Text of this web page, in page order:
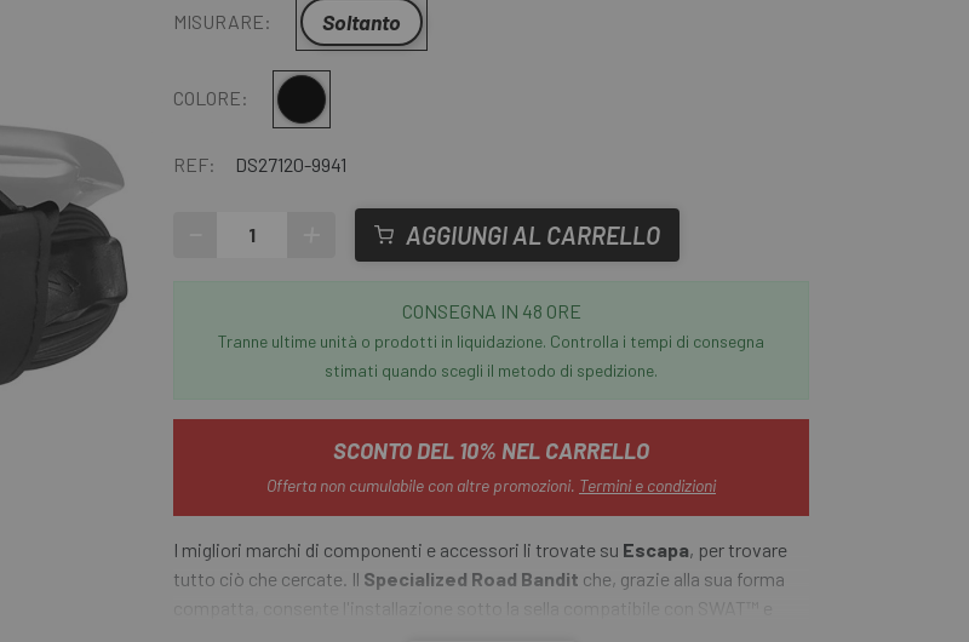
MISURARE: Soltanto
COLORE: Nero
REF: DS27120-9941
AGGIUNGI AL CARRELLO
CONSEGNA IN 48 ORE
Tranne ultime unità o prodotti in liquidazione. Controlla i tempi di consegna
stimati quando scegli il metodo di spedizione.
SCONTO DEL 10% NEL CARRELLO
Offerta non cumulabile con altre promozioni. Termini e condizioni
I migliori marchi di componenti e accessori li trovate su Escapa, per trovare
tutto ciò che cercate. Il Specialized Road Bandit che, grazie alla sua forma
compatta, consente l'installazione sotto la sella compatibile con SWAT™ e